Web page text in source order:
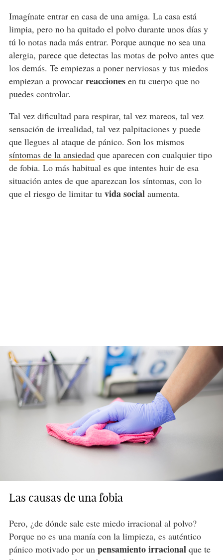
Imagínate entrar en casa de una amiga. La casa está
limpia, pero no ha quitado el polvo durante unos días y
tú lo notas nada más entrar. Porque aunque no sea una
alergia, parece que detectas las motas de polvo antes que
los demás. Te empiezas a poner nerviosas y tus miedos
empiezan a provocar reaccionesen tu cuerpo que no
puedes controlar.
Tal vez dificultad para respirar, tal vez mareos, tal vez
sensación de irrealidad, tal vez palpitaciones y puede
que llegues al ataque de pánico. Son los mismos
síntomas de la ansiedadque aparecen con cualquier tipo
de fobia. Lo más habitual es que intentes huir de esa
situación antes de que aparezcan los síntomas, con lo
que el riesgo de limitar tu vida social aumenta.
Las causas de una fobia
Pero, ¿de dónde sale este miedo irracional al polvo?
Porque no es una manía con la limpieza, es auténtico
pánico motivado por unpensamiento irracional que te